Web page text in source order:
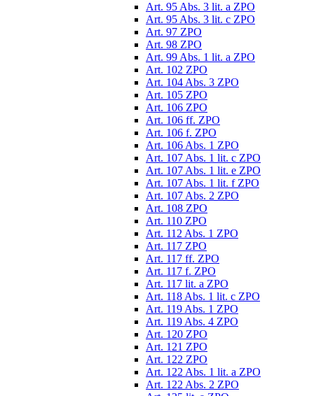
Art. 95 Abs. 3 lit. a ZPO
Art. 95 Abs. 3 lit. c ZPO
Art. 97 ZPO
Art. 98 ZPO
Art. 99 Abs. 1 lit. a ZPO
Art. 102 ZPO
Art. 104 Abs. 3 ZPO
Art. 105 ZPO
Art. 106 ZPO
Art. 106 ff. ZPO
Art. 106 f. ZPO
Art. 106 Abs. 1 ZPO
Art. 107 Abs. 1 lit. c ZPO
Art. 107 Abs. 1 lit. e ZPO
Art. 107 Abs. 1 lit. f ZPO
Art. 107 Abs. 2 ZPO
Art. 108 ZPO
Art. 110 ZPO
Art. 112 Abs. 1 ZPO
Art. 117 ZPO
Art. 117 ff. ZPO
Art. 117 f. ZPO
Art. 117 lit. a ZPO
Art. 118 Abs. 1 lit. c ZPO
Art. 119 Abs. 1 ZPO
Art. 119 Abs. 4 ZPO
Art. 120 ZPO
Art. 121 ZPO
Art. 122 ZPO
Art. 122 Abs. 1 lit. a ZPO
Art. 122 Abs. 2 ZPO